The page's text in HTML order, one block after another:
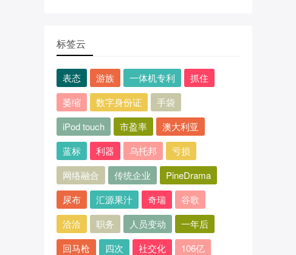
标签云
表态 游族 一体机专利
抓住
萎缩
数字身份证
手袋
iPod touch
市盈率
澳大利亚
蓝标
利器 乌托邦
亏损
网络融合
传统企业
PineDrama
尿布
汇源果汁 奇瑞
谷歌
洽洽
职务 人员变动
一年后
回马枪
四次 社交化
106亿